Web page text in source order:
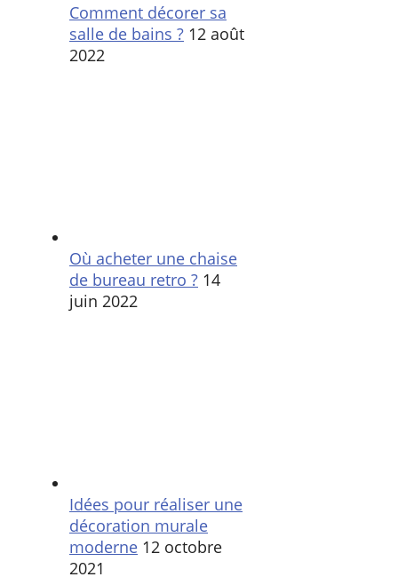
Comment décorer sa
salle de bains ? 12 août
2022
Où acheter une chaise
de bureau retro ? 14
juin 2022
Idées pour réaliser une
décoration murale
moderne 12 octobre
2021